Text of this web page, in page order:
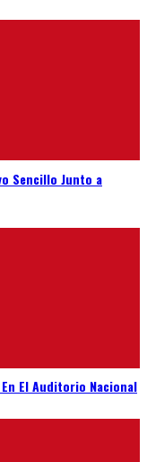
Sencillo Junto a
El Auditorio Nacional